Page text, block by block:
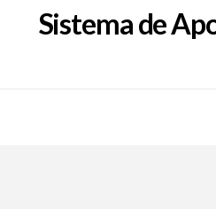
Sistema de